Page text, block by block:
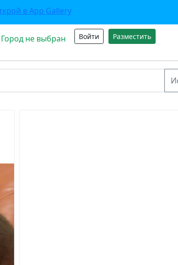
Город не выбран Войти Разместить